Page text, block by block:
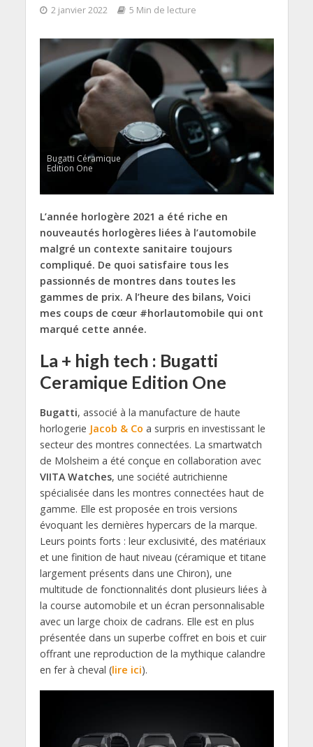
2 janvier 2022 5 Min de lecture
Bugatti Céramique
Edition One
L’année horlogère 2021 a été riche en
nouveautés horlogères liées à l’automobile
malgré un contexte sanitaire toujours
compliqué. De quoi satisfaire tous les
passionnés de montres dans toutes les
gammes de prix. A l’heure des bilans, Voici
mes coups de cœur #horlautomobile qui ont
marqué cette année.
La + high tech : Bugatti
Ceramique Edition One
Bugatti, associé à la manufacture de haute
horlogerie Jacob & Co a surpris en investissant le
secteur des montres connectées. La smartwatch
de Molsheim a été conçue en collaboration avec
VIITA Watches, une société autrichienne
spécialisée dans les montres connectées haut de
gamme. Elle est proposée en trois versions
évoquant les dernières hypercars de la marque.
Leurs points forts : leur exclusivité, des matériaux
et une finition de haut niveau (céramique et titane
largement présents dans une Chiron), une
multitude de fonctionnalités dont plusieurs liées à
la course automobile et un écran personnalisable
avec un large choix de cadrans. Elle est en plus
présentée dans un superbe coffret en bois et cuir
offrant une reproduction de la mythique calandre
en fer à cheval (lire ici).